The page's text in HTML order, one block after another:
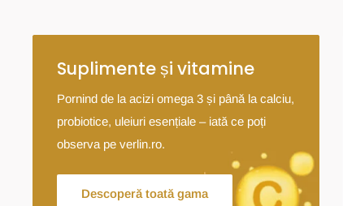
Suplimente și vitamine
Pornind de la acizi omega 3 și până la calciu,
probiotice, uleiuri esențiale – iată ce poți
observa pe verlin.ro.
Descoperă toată gama